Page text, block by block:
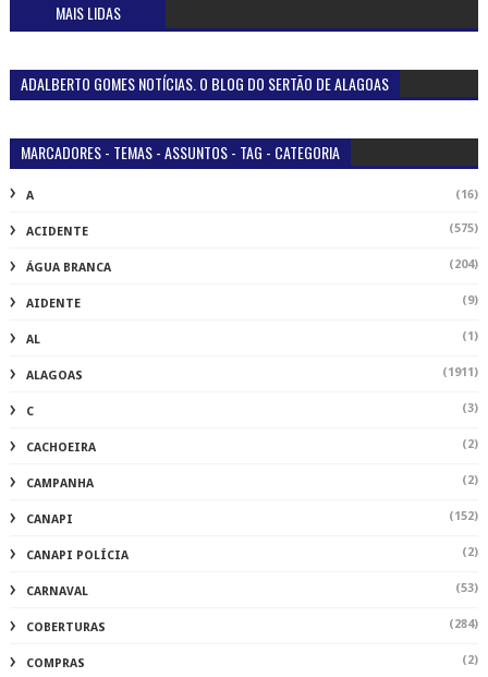
MAIS LIDAS
ADALBERTO GOMES NOTÍCIAS. O BLOG DO SERTÃO DE ALAGOAS
MARCADORES - TEMAS - ASSUNTOS - TAG - CATEGORIA
A (16)
ACIDENTE (575)
ÁGUA BRANCA (204)
AIDENTE (9)
AL (1)
ALAGOAS (1911)
C (3)
CACHOEIRA (2)
CAMPANHA (2)
CANAPI (152)
CANAPI POLÍCIA (2)
CARNAVAL (53)
COBERTURAS (284)
COMPRAS (2)